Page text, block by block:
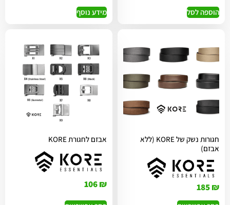
הוספה לסל מידע נוסף
חגורות נשק של KORE (ללא
אבזם)
185₪
אבזם לחגורת KORE
106₪